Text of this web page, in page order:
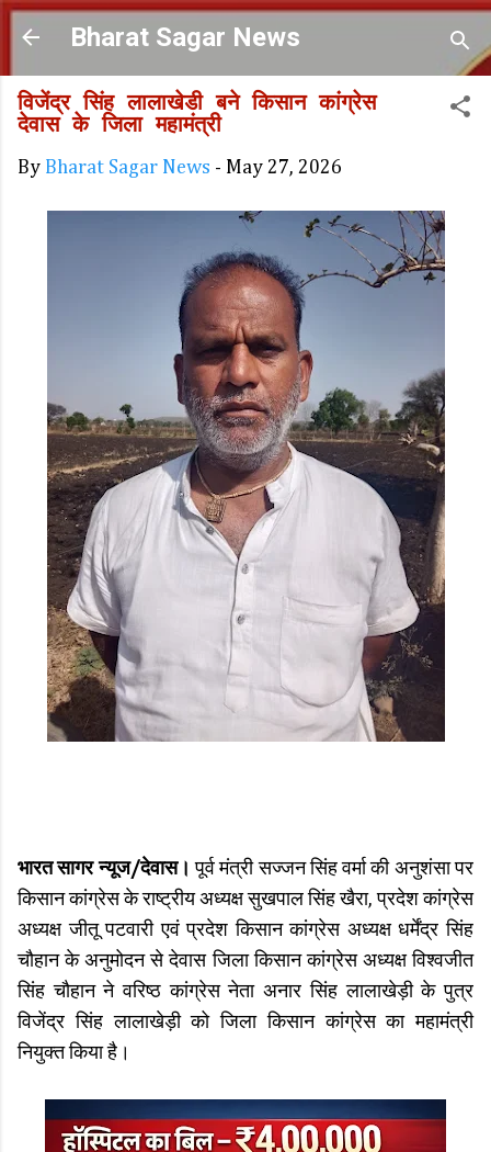
Skip to main content
Bharat Sagar News
विजेंद्र सिंह लालाखेडी बने किसान कांग्रेस
देवास के जिला महामंत्री
By Bharat Sagar News - May 27, 2026
भारत सागर न्यूज/देवास। पूर्व मंत्री सज्जन सिंह वर्मा की अनुशंसा पर
किसान कांग्रेस के राष्ट्रीय अध्यक्ष सुखपाल सिंह खैरा, प्रदेश कांग्रेस
अध्यक्ष जीतू पटवारी एवं प्रदेश किसान कांग्रेस अध्यक्ष धर्मेंद्र सिंह
चौहान के अनुमोदन से देवास जिला किसान कांग्रेस अध्यक्ष विश्वजीत
सिंह चौहान ने वरिष्ठ कांग्रेस नेता अनार सिंह लालाखेड़ी के पुत्र
विजेंद्र सिंह लालाखेड़ी को जिला किसान कांग्रेस का महामंत्री
नियुक्त किया है।